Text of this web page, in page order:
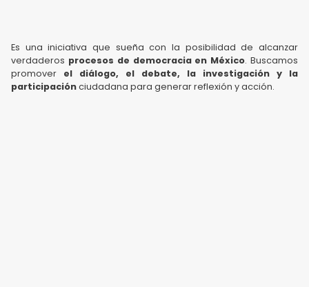
Es una iniciativa que sueña con la posibilidad de alcanzar
verdaderos procesos de democracia en México. Buscamos
promover el diálogo, el debate, la investigación y la
participaciónciudadana para generar reflexión y acción.